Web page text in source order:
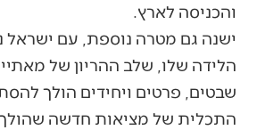
והכניסה לארץ.
ישנה גם מטרה נוספת, עם
הלידה שלו, שלב ההריון של
שבטים, פרטים ויחידים הולך
התכלית של מציאות חדשה שהולך